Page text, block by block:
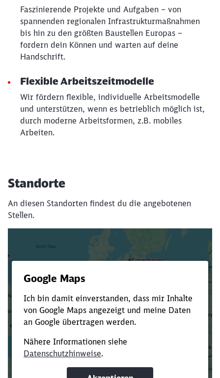
Faszinierende Projekte und Aufgaben – von
spannenden regionalen Infrastrukturmaßnahmen
bis hin zu den größten Baustellen Europas –
fordern dein Können und warten auf deine
Handschrift.
Flexible Arbeitszeitmodelle
Wir fördern flexible, individuelle Arbeitsmodelle
und unterstützen, wenn es betrieblich möglich ist,
durch moderne Arbeitsformen, z.B. mobiles
Arbeiten.
Standorte
An diesen Standorten findest du die angebotenen
Stellen.
Verkürze die Ladezeit, indem du Suchbegriffe
oder Filter hinzufügst.